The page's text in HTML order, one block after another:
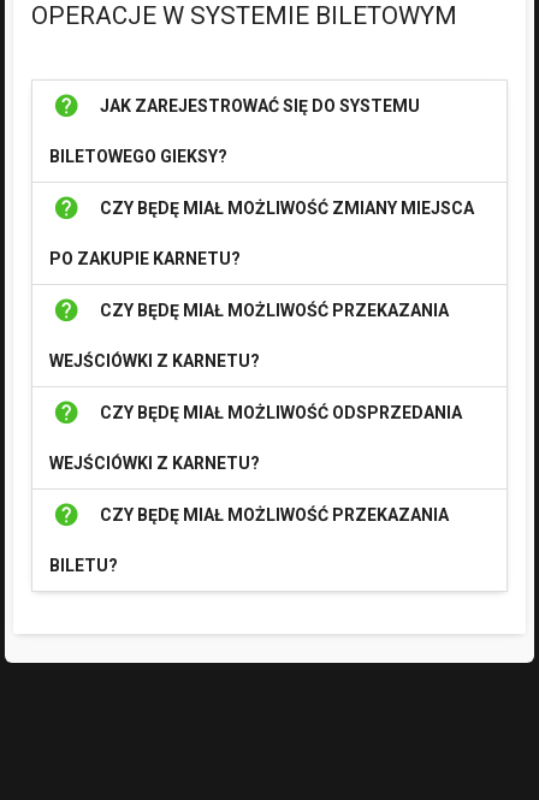
OPERACJE W SYSTEMIE BILETOWYM
help JAK ZAREJESTROWAĆ SIĘ DO SYSTEMU
BILETOWEGO GIEKSY?
help CZY BĘDĘ MIAŁ MOŻLIWOŚĆ ZMIANY MIEJSCA
PO ZAKUPIE KARNETU?
help CZY BĘDĘ MIAŁ MOŻLIWOŚĆ PRZEKAZANIA
WEJŚCIÓWKI Z KARNETU?
help CZY BĘDĘ MIAŁ MOŻLIWOŚĆ ODSPRZEDANIA
WEJŚCIÓWKI Z KARNETU?
help CZY BĘDĘ MIAŁ MOŻLIWOŚĆ PRZEKAZANIA
BILETU?